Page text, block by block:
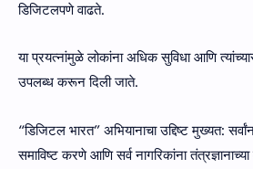
डिजिटलपणे वाढते.
या प्रयत्नांमुळे लोकांना अधिक सुविधा आणि
उपलब्ध करून दिली जाते.
“डिजिटल भारत” अभियानाचा उद्दिष्ट मुख्यत:
समाविष्ट करणे आणि सर्व नागरिकांना